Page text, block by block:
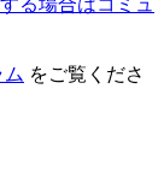
る場合はコミュ
ム をご覧くださ